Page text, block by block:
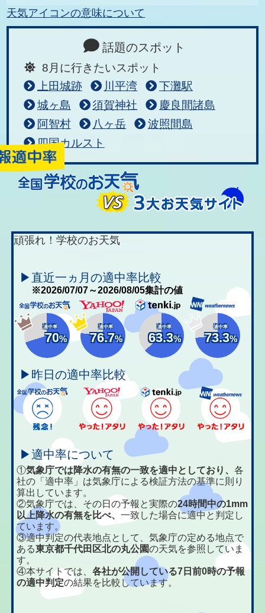
天気アイコンの意味について
話題のスポット
8月に行きたいスポット
上田城跡
川平湾
下灘駅
城ヶ島
須賀神社
慶良間諸島
阿智村
八ヶ岳
波照間島
四国カルスト
頑張れ！学校のお天気
▶直近一ヵ月の適中率比較
※2026/07/07～2026/08/05集計の値
適中率
70%
適中率
76.7%
適中率
63.3%
適中率
73.3%
▶昨日の適中率比較
▶適中率について
①気象庁では降水の有無の一致を適中としており、各
社の「適中率」は気象庁による検証方法の基準に則り
算出しています。
②気象庁では、その日の予報と実際の24時間中の1mm
以上降水の有無を比べ、一致した場合に適中と判定し
ています。
③適中判定の代表地点として、気象庁の定める地点で
ある東京都千代田区北の丸公園の天気を参照していま
す。
④本サイトでは、各社が公開している7日前0時の予報
の適中判定の結果を比較しています。